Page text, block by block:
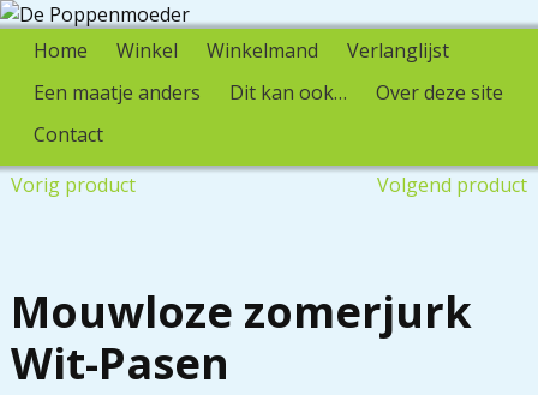
Home Winkel Winkelmand
Verlanglijst
Een maatje anders
Dit kan ook…
Over deze site
Contact
Vorig product
Volgend product
Mouwloze zomerjurk
Wit-Pasen